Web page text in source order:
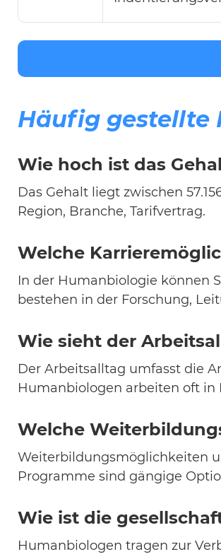
Häufig gestellte
Wie hoch ist das
Das Gehalt liegt zwischen
Region, Branche, Tarifvertrag.
Welche
In der Humanbiologie können
bestehen in der Forschung,
Wie sieht der
Der Arbeitsalltag umfasst die
Humanbiologen arbeiten oft in
Welche
Weiterbildungsmöglichkeiten
Programme sind gängige
Wie ist die
Humanbiologen tragen zur